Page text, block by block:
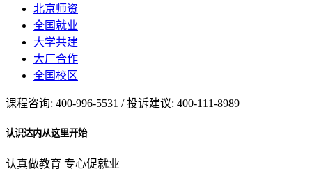
北京师资
全国就业
大学共建
大厂合作
全国校区
课程咨询: 400-996-5531 / 投诉建议: 400-111-8989
认识达内从这里开始
认真做教育 专心促就业